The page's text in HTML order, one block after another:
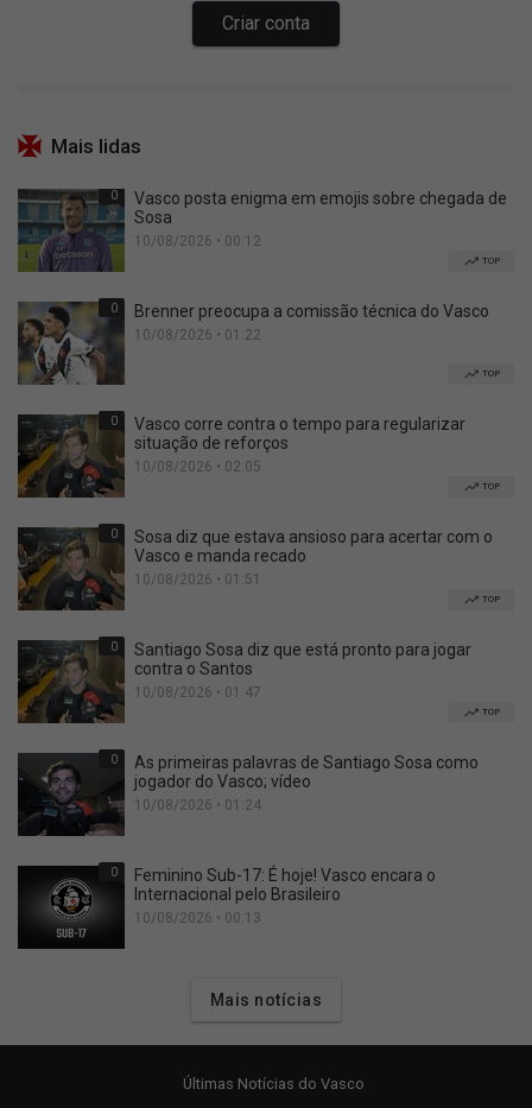
Mais lidas
0
Vasco posta enigma em emojis sobre chegada de
Sosa
10/08/2026 • 00:12
TOP
0 Brenner preocupa a comissão técnica do Vasco
10/08/2026 • 01:22
TOP
0
Vasco corre contra o tempo para regularizar
situação de reforços
10/08/2026 • 02:05
TOP
0
Sosa diz que estava ansioso para acertar com o
Vasco e manda recado
10/08/2026 • 01:51
TOP
0
Santiago Sosa diz que está pronto para jogar
contra o Santos
10/08/2026 • 01:47
TOP
0
As primeiras palavras de Santiago Sosa como
jogador do Vasco; vídeo
10/08/2026 • 01:24
0
Feminino Sub-17: É hoje! Vasco encara o
Internacional pelo Brasileiro
10/08/2026 • 00:13
Mais notícias
Últimas Notícias do Vasco